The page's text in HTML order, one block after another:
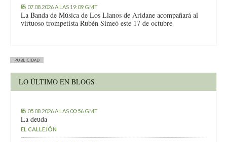
07.08.2026 A LAS 19:09 GMT
La Banda de Música de Los Llanos de Aridane acompañará al
virtuoso trompetista Rubén Simeó este 17 de octubre
PUBLICIDAD
LO ÚLTIMO EN BLOGS
05.08.2026 A LAS 00:56 GMT
La deuda
EL CALLEJÓN